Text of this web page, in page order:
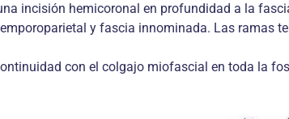
incisión hemicoronal en profundidad a la
y fascia innominada. Las ramas
con el colgajo miofascial en toda la